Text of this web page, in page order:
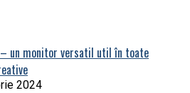
– un monitor versatil util în toate
2024